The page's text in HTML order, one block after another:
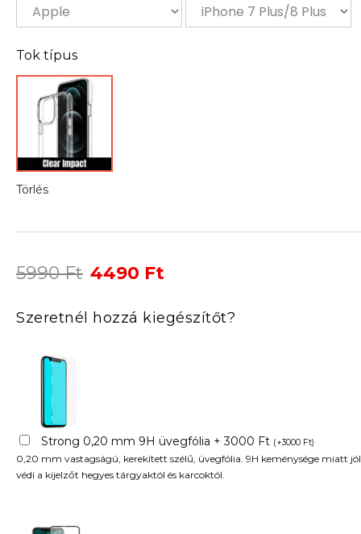
Tok típus
Törlés
5990Ft Original
was:
5990 Ft.
4490 Ft
is:
4490 Ft.
Szeretnél hozzá kiegészítőt?
Strong 0,20 mm 9H üvegfólia + 3000 Ft (+3000 Ft)
0,20 mm vastagságú, kerekített szélű, üvegfólia. 9H keménysége miatt jól
védi a kijelzőt hegyes tárgyaktól és karcoktól.